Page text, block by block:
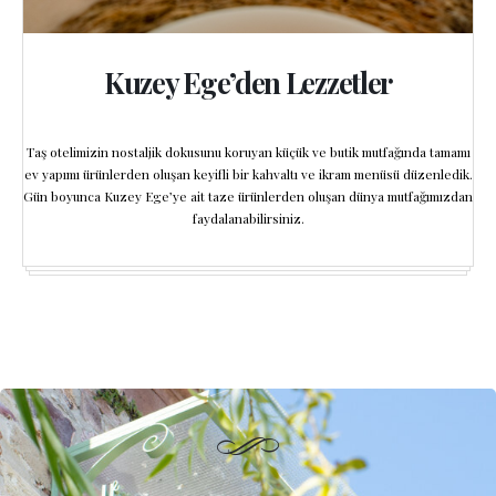
Kuzey Ege’den Lezzetler
Taş otelimizin nostaljik dokusunu koruyan küçük ve butik mutfağında tamamı
ev yapımı ürünlerden oluşan keyifli bir kahvaltı ve ikram menüsü düzenledik.
Gün boyunca Kuzey Ege’ye ait taze ürünlerden oluşan dünya mutfağımızdan
faydalanabilirsiniz.